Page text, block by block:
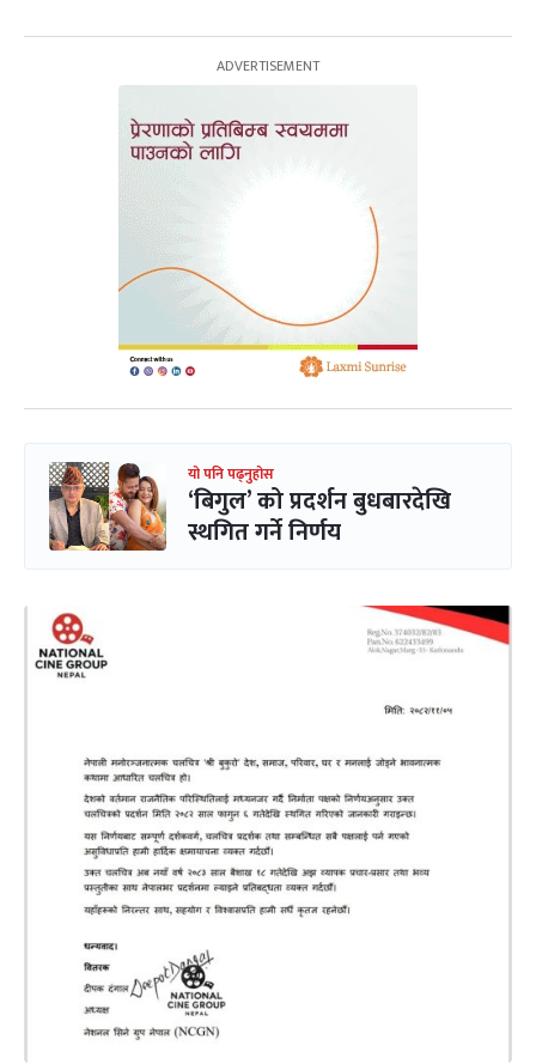
यो पनि पढ्नुहोस
‘बिगुल’ को प्रदर्शन बुधबारदेखि
स्थगित गर्ने निर्णय